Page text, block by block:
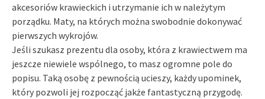
akcesoriów krawieckich i utrzymanie ich w należytym
porządku. Maty, na których można swobodnie dokonywać
pierwszych wykrojów.
Jeśli szukasz prezentu dla osoby, która z krawiectwem ma
jeszcze niewiele wspólnego, to masz ogromne pole do
popisu. Taką osobę z pewnością ucieszy, każdy upominek,
który pozwoli jej rozpocząć jakże fantastyczną przygodę.